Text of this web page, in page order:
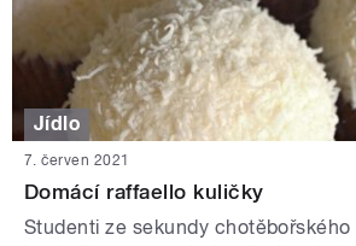
Jídlo
7. červen 2021
Domácí raffaello kuličky
Studenti ze sekundy chotěbořského